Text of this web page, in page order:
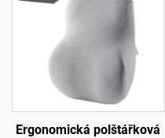
Ergonomická polštářková